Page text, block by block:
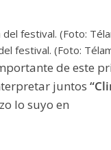
festival. (Foto:
de este
juntos
lo suyo en